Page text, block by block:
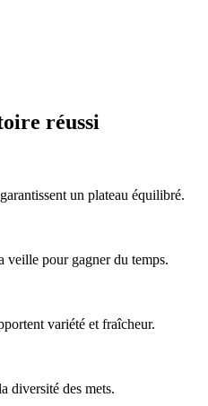
réussi
un plateau équilibré.
veille pour gagner du temps.
variété et fraîcheur.
diversité des mets.